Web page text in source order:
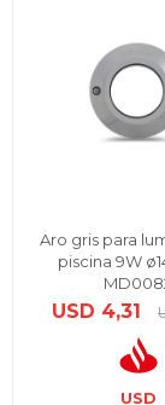
Aro gris para
piscina 9W
USD 4,31
USD